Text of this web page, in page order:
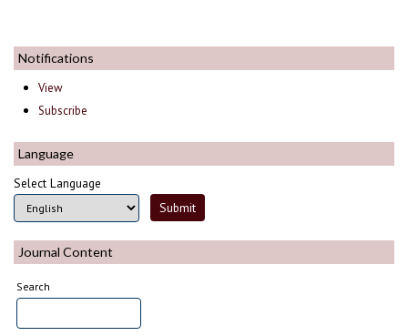
Notifications
View
Subscribe
Language
Select Language
Journal Content
Search